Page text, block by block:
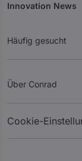
Innovation News
Häufig gesucht
Über Conrad
Cookie-